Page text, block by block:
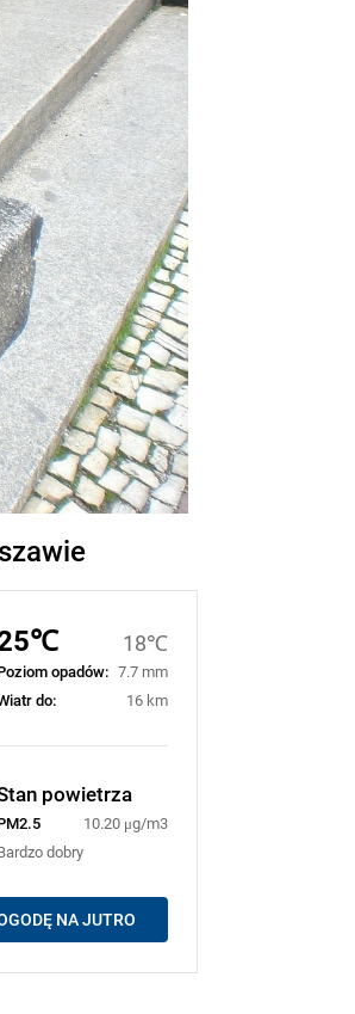
18℃
opadów: 7.7 mm
do:
16 km
powietrza
10.20 μg/m3
dobry
NA JUTRO